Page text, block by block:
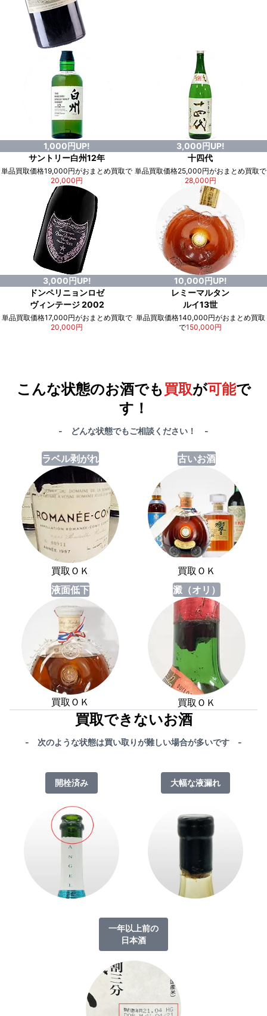
1,000円UP!
サントリー白州12年
単品買取価格19,000円がおまとめ買取で
20,000円
3,000円UP!
十四代
単品買取価格25,000円がおまとめ買取で
28,000円
3,000円UP!
ドンペリニョンロゼ
ヴィンテージ 2002
単品買取価格17,000円がおまとめ買取で
20,000円
10,000円UP!
レミーマルタン
ルイ13世
単品買取価格140,000円がおまとめ買取
で150,000円
こんな状態のお酒でも買取が可能で
す！
- どんな状態でもご相談ください！ -
ラベル剥がれ
買取ＯＫ
古いお酒
買取ＯＫ
液面低下
買取ＯＫ
澱（オリ）
買取ＯＫ
買取できないお酒
- 次のような状態は買い取りが難しい場合が多いです -
開栓済み 大幅な液漏れ
一年以上前の
日本酒